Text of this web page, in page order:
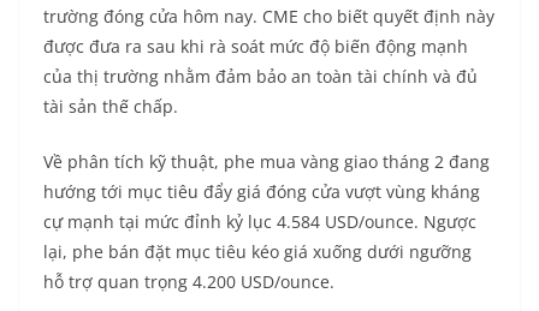
trường đóng cửa hôm nay. CME cho biết quyết định này
được đưa ra sau khi rà soát mức độ biến động mạnh
của thị trường nhằm đảm bảo an toàn tài chính và đủ
tài sản thế chấp.
Về phân tích kỹ thuật, phe mua vàng giao tháng 2 đang
hướng tới mục tiêu đẩy giá đóng cửa vượt vùng kháng
cự mạnh tại mức đỉnh kỷ lục 4.584 USD/ounce. Ngược
lại, phe bán đặt mục tiêu kéo giá xuống dưới ngưỡng
hỗ trợ quan trọng 4.200 USD/ounce.